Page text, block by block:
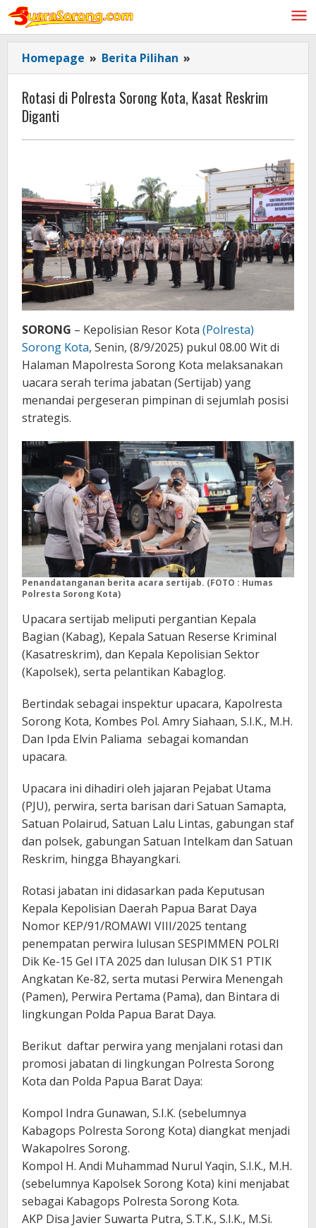
Lewati
konten
Homepage » Berita Pilihan »
di
Polresta
Sorong
Kasat
Diganti
Rotasi di Polresta Sorong Kota, Kasat Reskrim
Diganti
SORONG – Kepolisian Resor Kota (Polresta)
Sorong Kota, Senin, (8/9/2025) pukul 08.00 Wit di
Halaman Mapolresta Sorong Kota melaksanakan
uacara serah terima jabatan (Sertijab) yang
menandai pergeseran pimpinan di sejumlah posisi
strategis.
Penandatanganan berita acara sertijab. (FOTO : Humas
Polresta Sorong Kota)
Upacara sertijab meliputi pergantian Kepala
Bagian (Kabag), Kepala Satuan Reserse Kriminal
(Kasatreskrim), dan Kepala Kepolisian Sektor
(Kapolsek), serta pelantikan Kabaglog.
Bertindak sebagai inspektur upacara, Kapolresta
Sorong Kota, Kombes Pol. Amry Siahaan, S.I.K., M.H.
Dan Ipda Elvin Paliama sebagai komandan
upacara.
Upacara ini dihadiri oleh jajaran Pejabat Utama
(PJU), perwira, serta barisan dari Satuan Samapta,
Satuan Polairud, Satuan Lalu Lintas, gabungan staf
dan polsek, gabungan Satuan Intelkam dan Satuan
Reskrim, hingga Bhayangkari.
Rotasi jabatan ini didasarkan pada Keputusan
Kepala Kepolisian Daerah Papua Barat Daya
Nomor KEP/91/ROMAWI VIII/2025 tentang
penempatan perwira lulusan SESPIMMEN POLRI
Dik Ke-15 Gel ITA 2025 dan lulusan DIK S1 PTIK
Angkatan Ke-82, serta mutasi Perwira Menengah
(Pamen), Perwira Pertama (Pama), dan Bintara di
lingkungan Polda Papua Barat Daya.
Berikut daftar perwira yang menjalani rotasi dan
promosi jabatan di lingkungan Polresta Sorong
Kota dan Polda Papua Barat Daya:
Kompol Indra Gunawan, S.I.K. (sebelumnya
Kabagops Polresta Sorong Kota) diangkat menjadi
Wakapolres Sorong.
Kompol H. Andi Muhammad Nurul Yaqin, S.I.K., M.H.
(sebelumnya Kapolsek Sorong Kota) kini menjabat
sebagai Kabagops Polresta Sorong Kota.
AKP Disa Javier Suwarta Putra, S.T.K., S.I.K., M.Si.